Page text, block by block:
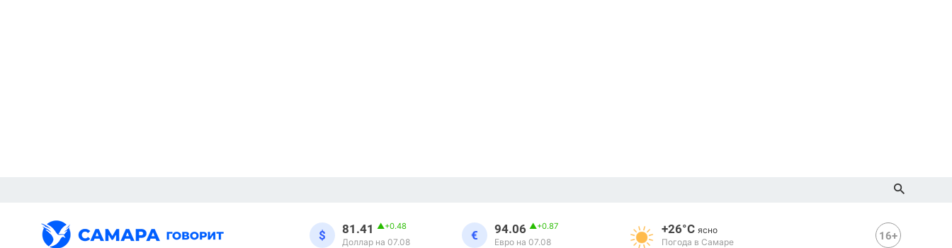
$ 81.41 ▲+0.48
Доллар на 07.08 € 94.06 ▲+0.87
Евро на 07.08
+26°C ясно
Погода в Самаре
16+